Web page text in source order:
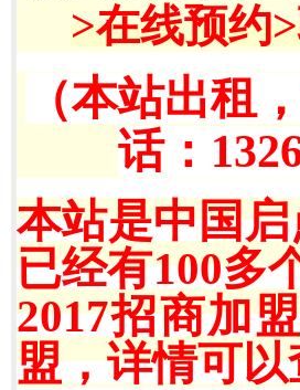
>在线预约
（本站出租
话：
本站是中国
已经有100多
2017招商加
盟，详情可以